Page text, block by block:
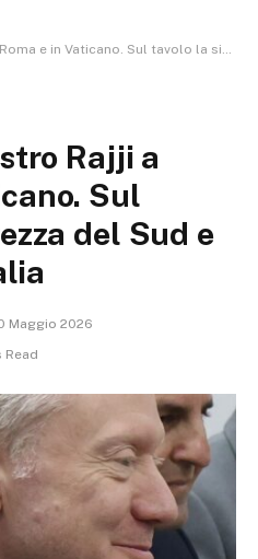
Sul tavolo la sicurezza del Sud e il ruolo dell’Italia
Rajji a
Sul
del Sud e
Maggio 2026
Read